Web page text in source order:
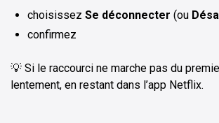
choisissez Se déconnecter (ou
confirmez
💡 Si le raccourci ne marche pas du
lentement, en restant dans l’app Netflix.